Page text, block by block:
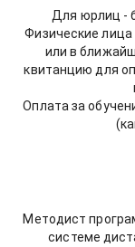
Для юрлиц -
Физические
или в
квитанцию для
Оплата за
Методист
системе